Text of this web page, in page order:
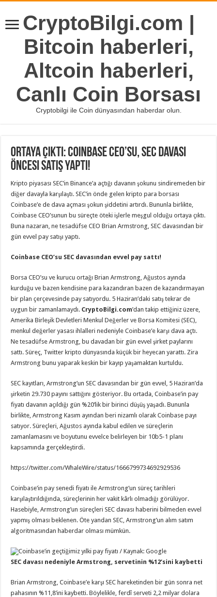
CryptoBilgi.com |
Bitcoin haberleri,
Altcoin haberleri,
Canlı Coin Borsası
Cryptobilgi ile Coin dünyasından haberdar olun.
Ortaya Çıktı: Coinbase CEO’su, SEC Davası
Öncesi Satış Yaptı!
Kripto piyasası SEC’in Binance’a açtığı davanın şokunu sindiremeden bir
diğer davayla karşılaştı. SEC’in önde gelen kripto para borsası
Coinbase’e de dava açması şokun şiddetini artırdı. Bununla birlikte,
Coinbase CEO’sunun bu süreçte öteki işlerle meşgul olduğu ortaya çıktı.
Buna nazaran, ne tesadüfse CEO Brian Armstrong, SEC davasından bir
gün evvel pay satışı yaptı.
Coinbase CEO’su SEC davasından evvel pay sattı!
Borsa CEO’su ve kurucu ortağı Brian Armstrong, Ağustos ayında
kurduğu ve bazen kendisine para kazandıran bazen de kazandırmayan
bir plan çerçevesinde pay satıyordu. 5 Haziran’daki satış tekrar de
uygun bir zamanlamaydı. CryptoBilgi.com’dan takip ettiğiniz üzere,
Amerika Birleşik Devletleri Menkul Değerler ve Borsa Komitesi (SEC),
menkul değerler yasası ihlalleri nedeniyle Coinbase’e karşı dava açtı.
Ne tesadüfse Armstrong, bu davadan bir gün evvel şirket paylarını
sattı. Süreç, Twitter kripto dünyasında küçük bir heyecan yarattı. Zira
Armstrong bunu yaparak keskin bir kayıp yaşamaktan kurtuldu.
SEC kayıtları, Armstrong’un SEC davasından bir gün evvel, 5 Haziran’da
şirketin 29.730 payını sattığını gösteriyor. Bu ortada, Coinbase’in pay
fiyatı davanın açıldığı gün %20’lik bir birinci düşüş yaşadı. Bununla
birlikte, Armstrong Kasım ayından beri nizamlı olarak Coinbase payı
satıyor. Süreçleri, Ağustos ayında kabul edilen ve süreçlerin
zamanlamasını ve boyutunu evvelce belirleyen bir 10b5-1 planı
kapsamında gerçekleştirdi.
https://twitter.com/WhaleWire/status/1666799734692929536
Coinbase’in pay senedi fiyatı ile Armstrong’un süreç tarihleri
karşılaştırıldığında, süreçlerinin her vakit kârlı olmadığı görülüyor.
Hasebiyle, Armstrong’un süreçleri SEC davası haberini bilmeden evvel
yapmış olması beklenen. Öte yandan SEC, Armstrong’un alım satım
algoritmasından haberdar olması mümkün.
Coinbase’in geçtiğimiz yılki pay fiyatı / Kaynak: Google
SEC davası nedeniyle Armstrong, servetinin %12’sini kaybetti
Brian Armstrong, Coinbase’e karşı SEC hareketinden bir gün sonra net
pahasının %11,8’ini kaybetti. Böylelikle, ferdî serveti 2,2 milyar dolara